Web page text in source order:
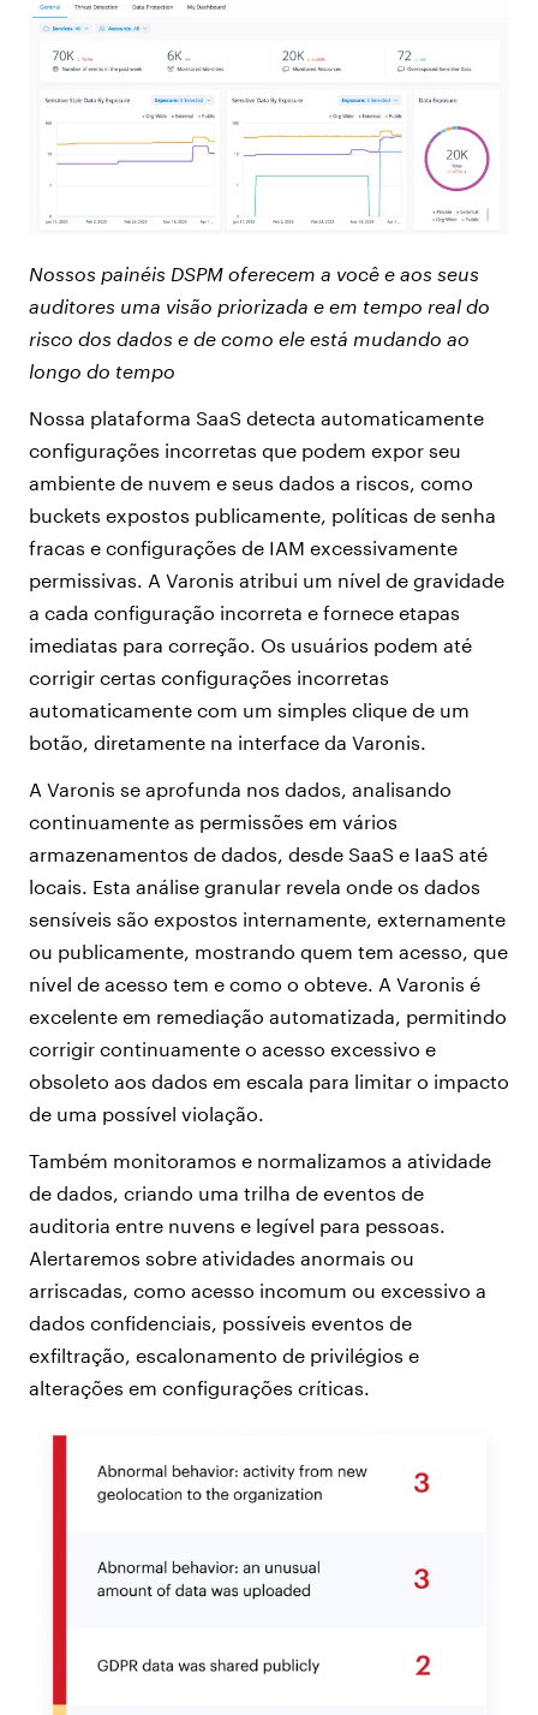
Nossos painéis DSPM oferecem a você e aos seus
auditores uma visão priorizada e em tempo real do
risco dos dados e de como ele está mudando ao
longo do tempo
Nossa plataforma SaaS detecta automaticamente
configurações incorretas que podem expor seu
ambiente de nuvem e seus dados a riscos, como
buckets expostos publicamente, políticas de senha
fracas e configurações de IAM excessivamente
permissivas. A Varonis atribui um nível de gravidade
a cada configuração incorreta e fornece etapas
imediatas para correção. Os usuários podem até
corrigir certas configurações incorretas
automaticamente com um simples clique de um
botão, diretamente na interface da Varonis.
A Varonis se aprofunda nos dados, analisando
continuamente as permissões em vários
armazenamentos de dados, desde SaaS e IaaS até
locais. Esta análise granular revela onde os dados
sensíveis são expostos internamente, externamente
ou publicamente, mostrando quem tem acesso, que
nível de acesso tem e como o obteve. A Varonis é
excelente em remediação automatizada, permitindo
corrigir continuamente o acesso excessivo e
obsoleto aos dados em escala para limitar o impacto
de uma possível violação.
Também monitoramos e normalizamos a atividade
de dados, criando uma trilha de eventos de
auditoria entre nuvens e legível para pessoas.
Alertaremos sobre atividades anormais ou
arriscadas, como acesso incomum ou excessivo a
dados confidenciais, possíveis eventos de
exfiltração, escalonamento de privilégios e
alterações em configurações críticas.